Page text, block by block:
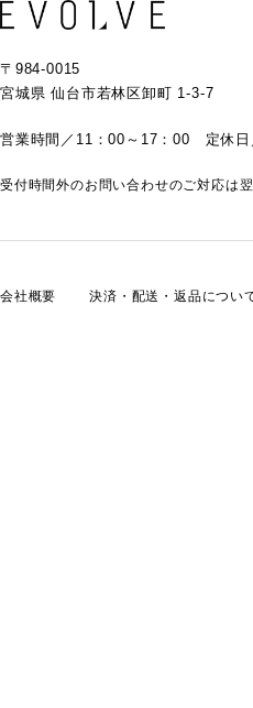
〒984-0015
宮城県 仙台市若林区卸町 1-3-7
営業時間／11：00～17：00 定休日
受付時間外のお問い合わせのご対応は
会社概要 決済・配送・返品につい